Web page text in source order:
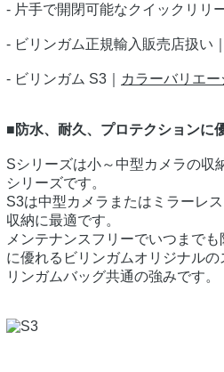
- 片手で開閉可能なクイックリリ
- ビリンガム正規輸入販売店扱い
- ビリンガム S3｜ カラーバリエー
■防水、耐久、プロテクションに
Sシリーズは小～中型カメラの収
シリーズです。
S3は中型カメラまたはミラーレ
収納に最適です。
メンテナンスフリーでいつまで
に優れるビリンガムオリジナル
リンガムバッグ共通の強みです。